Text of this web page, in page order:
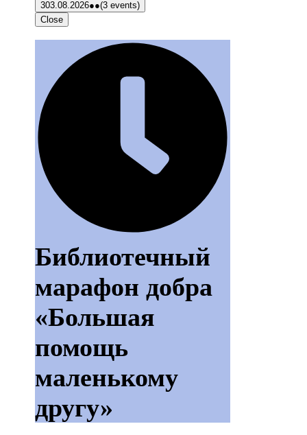
303.08.2026●●(3 events)
Close
Библиотечный
марафон добра
«Большая
помощь
маленькому
другу»